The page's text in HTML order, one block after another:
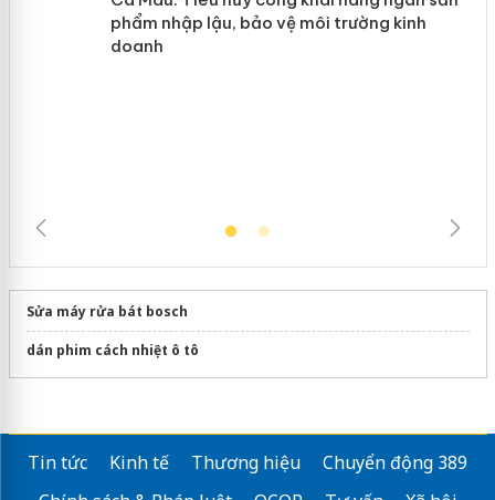
Sửa máy rửa bát bosch
dán phim cách nhiệt ô tô
Tin tức Kinh tế Thương hiệu
Chuyển động 389